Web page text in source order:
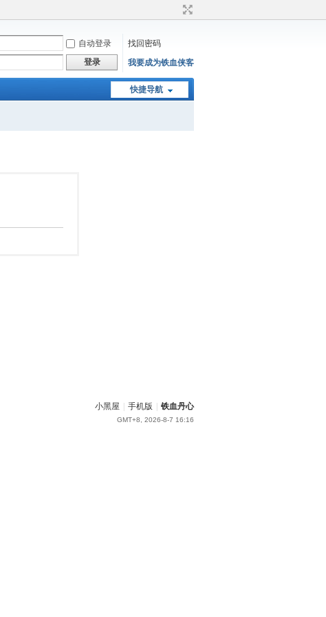
自动登录
找回密码
登录 我要成为铁血侠客
快捷导航
小黑屋 手机版 铁血丹心
GMT+8, 2026-8-7 16:16